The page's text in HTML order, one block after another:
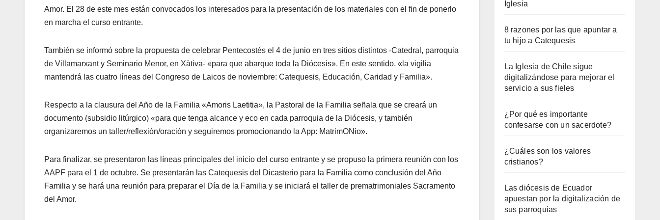
Amor. El 28 de este mes están convocados los interesados para la presentación de los materiales con el fin de ponerlo
en marcha el curso entrante.
También se informó sobre la propuesta de celebrar Pentecostés el 4 de junio en tres sitios distintos -Catedral, parroquia
de Villamarxant y Seminario Menor, en Xàtiva- «para que abarque toda la Diócesis». En este sentido, «la vigilia
mantendrá las cuatro líneas del Congreso de Laicos de noviembre: Catequesis, Educación, Caridad y Familia».
Respecto a la clausura del Año de la Familia «Amoris Laetitia», la Pastoral de la Familia señala que se creará un
documento (subsidio litúrgico) «para que tenga alcance y eco en cada parroquia de la Diócesis, y también
organizaremos un taller/reflexión/oración y seguiremos promocionando la App: MatrimONio».
Para finalizar, se presentaron las líneas principales del inicio del curso entrante y se propuso la primera reunión con los
AAPF para el 1 de octubre. Se presentarán las Catequesis del Dicasterio para la Familia como conclusión del Año
Familia y se hará una reunión para preparar el Día de la Familia y se iniciará el taller de prematrimoniales Sacramento
del Amor.
Iglesia
8 razones por las que apuntar a
tu hijo a Catequesis
La Iglesia de Chile sigue
digitalizándose para mejorar el
servicio a sus fieles
¿Por qué es importante
confesarse con un sacerdote?
¿Cuáles son los valores
cristianos?
Las diócesis de Ecuador
apuestan por la digitalización de
sus parroquias